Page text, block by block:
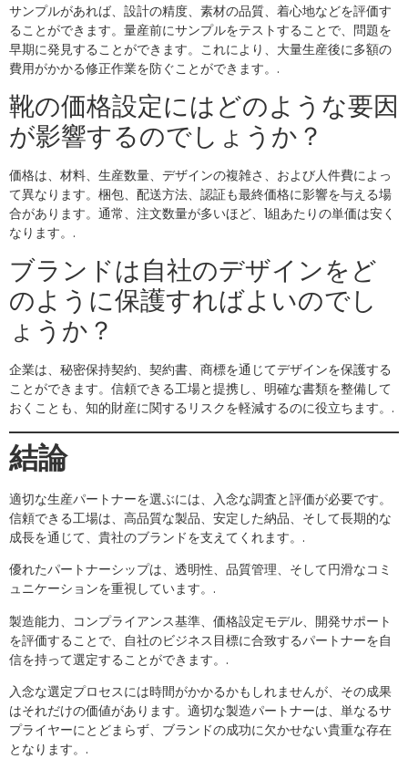
サンプルがあれば、設計の精度、素材の品質、着心地などを評価す
ることができます。量産前にサンプルをテストすることで、問題を
早期に発見することができます。これにより、大量生産後に多額の
費用がかかる修正作業を防ぐことができます。.
靴の価格設定にはどのような要因
が影響するのでしょうか？
価格は、材料、生産数量、デザインの複雑さ、および人件費によっ
て異なります。梱包、配送方法、認証も最終価格に影響を与える場
合があります。通常、注文数量が多いほど、1組あたりの単価は安く
なります。.
ブランドは自社のデザインをど
のように保護すればよいのでし
ょうか？
企業は、秘密保持契約、契約書、商標を通じてデザインを保護する
ことができます。信頼できる工場と提携し、明確な書類を整備して
おくことも、知的財産に関するリスクを軽減するのに役立ちます。.
結論
適切な生産パートナーを選ぶには、入念な調査と評価が必要です。
信頼できる工場は、高品質な製品、安定した納品、そして長期的な
成長を通じて、貴社のブランドを支えてくれます。.
優れたパートナーシップは、透明性、品質管理、そして円滑なコミ
ュニケーションを重視しています。.
製造能力、コンプライアンス基準、価格設定モデル、開発サポート
を評価することで、自社のビジネス目標に合致するパートナーを自
信を持って選定することができます。.
入念な選定プロセスには時間がかかるかもしれませんが、その成果
はそれだけの価値があります。適切な製造パートナーは、単なるサ
プライヤーにとどまらず、ブランドの成功に欠かせない貴重な存在
となります。.